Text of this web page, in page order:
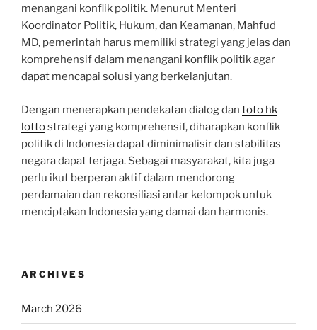
menangani konflik politik. Menurut Menteri
Koordinator Politik, Hukum, dan Keamanan, Mahfud
MD, pemerintah harus memiliki strategi yang jelas dan
komprehensif dalam menangani konflik politik agar
dapat mencapai solusi yang berkelanjutan.
Dengan menerapkan pendekatan dialog dan toto hk
lottostrategi yang komprehensif, diharapkan konflik
politik di Indonesia dapat diminimalisir dan stabilitas
negara dapat terjaga. Sebagai masyarakat, kita juga
perlu ikut berperan aktif dalam mendorong
perdamaian dan rekonsiliasi antar kelompok untuk
menciptakan Indonesia yang damai dan harmonis.
ARCHIVES
March 2026